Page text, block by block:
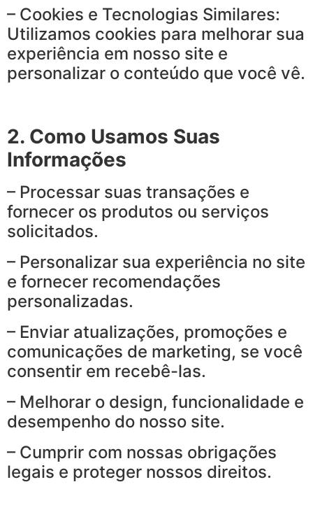
– Cookies e Tecnologias Similares:
Utilizamos cookies para melhorar sua
experiência em nosso site e
personalizar o conteúdo que você vê.
2. Como Usamos Suas
Informações
– Processar suas transações e
fornecer os produtos ou serviços
solicitados.
– Personalizar sua experiência no site
e fornecer recomendações
personalizadas.
– Enviar atualizações, promoções e
comunicações de marketing, se você
consentir em recebê-las.
– Melhorar o design, funcionalidade e
desempenho do nosso site.
– Cumprir com nossas obrigações
legais e proteger nossos direitos.